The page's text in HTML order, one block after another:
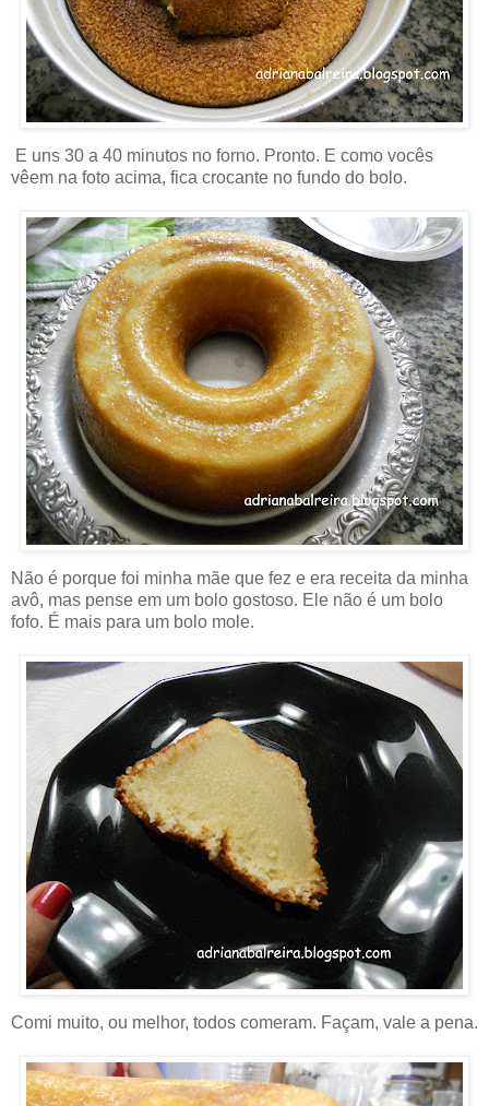
E uns 30 a 40 minutos no forno. Pronto. E como vocês
vêem na foto acima, fica crocante no fundo do bolo.
Não é porque foi minha mãe que fez e era receita da minha
avô, mas pense em um bolo gostoso. Ele não é um bolo
fofo. É mais para um bolo mole.
Comi muito, ou melhor, todos comeram. Façam, vale a pena.